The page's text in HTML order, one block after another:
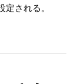
される。